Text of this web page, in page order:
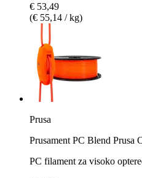
€ 53,49
(€ 55,14 / kg)
Prusa
Prusament PC Blend Prusa
PC filament za visoko